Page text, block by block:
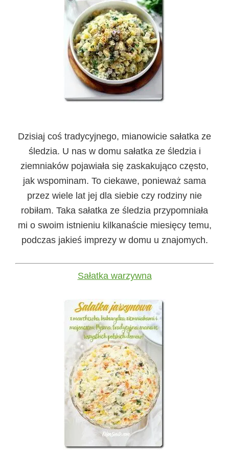
Dzisiaj coś tradycyjnego, mianowicie sałatka ze
śledzia. U nas w domu sałatka ze śledzia i
ziemniaków pojawiała się zaskakująco często,
jak wspominam. To ciekawe, ponieważ sama
przez wiele lat jej dla siebie czy rodziny nie
robiłam. Taka sałatka ze śledzia przypomniała
mi o swoim istnieniu kilkanaście miesięcy temu,
podczas jakieś imprezy w domu u znajomych.
Sałatka warzywna